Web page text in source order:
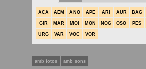
ACA AEM ANO APE ARI AUR BAG
GIR MAR MOI MON NOG OSO PES
URG VAR VOC VOR
amb fotos amb sons